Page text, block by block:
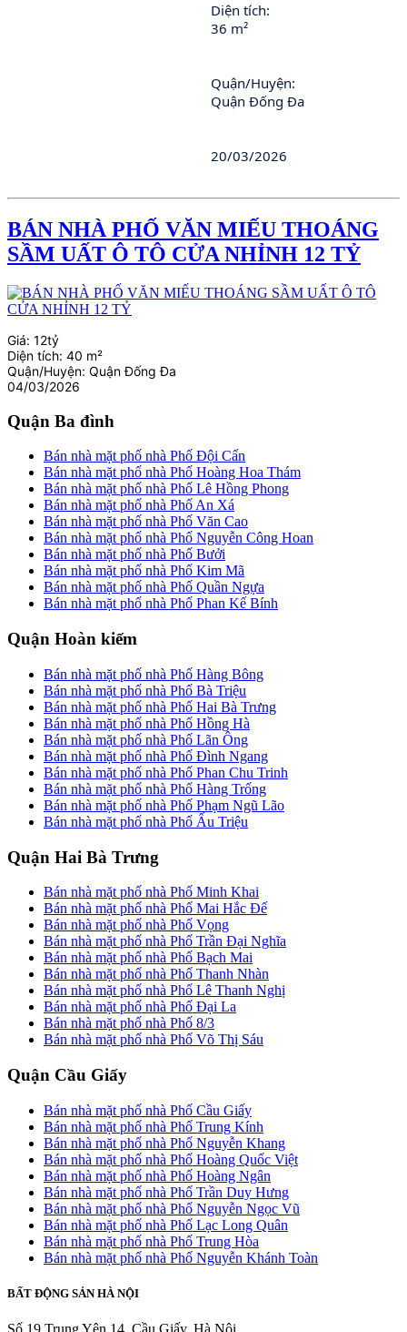
Diện tích:
36 m²
Quận/Huyện:
Quận Đống Đa
20/03/2026
BÁN NHÀ PHỐ VĂN MIẾU THOÁNG
SẦM UẤT Ô TÔ CỬA NHỈNH 12 TỶ
Giá: 12tỷ
Diện tích: 40 m²
Quận/Huyện: Quận Đống Đa
04/03/2026
Quận Ba đình
Bán nhà mặt phố nhà Phố Đội Cấn
Bán nhà mặt phố nhà Phố Hoàng Hoa Thám
Bán nhà mặt phố nhà Phố Lê Hồng Phong
Bán nhà mặt phố nhà Phố An Xá
Bán nhà mặt phố nhà Phố Văn Cao
Bán nhà mặt phố nhà Phố Nguyễn Công Hoan
Bán nhà mặt phố nhà Phố Bưởi
Bán nhà mặt phố nhà Phố Kim Mã
Bán nhà mặt phố nhà Phố Quần Ngựa
Bán nhà mặt phố nhà Phố Phan Kế Bính
Quận Hoàn kiếm
Bán nhà mặt phố nhà Phố Hàng Bông
Bán nhà mặt phố nhà Phố Bà Triệu
Bán nhà mặt phố nhà Phố Hai Bà Trưng
Bán nhà mặt phố nhà Phố Hồng Hà
Bán nhà mặt phố nhà Phố Lãn Ông
Bán nhà mặt phố nhà Phố Đình Ngang
Bán nhà mặt phố nhà Phố Phan Chu Trinh
Bán nhà mặt phố nhà Phố Hàng Trống
Bán nhà mặt phố nhà Phố Phạm Ngũ Lão
Bán nhà mặt phố nhà Phố Ấu Triệu
Quận Hai Bà Trưng
Bán nhà mặt phố nhà Phố Minh Khai
Bán nhà mặt phố nhà Phố Mai Hắc Đế
Bán nhà mặt phố nhà Phố Vọng
Bán nhà mặt phố nhà Phố Trần Đại Nghĩa
Bán nhà mặt phố nhà Phố Bạch Mai
Bán nhà mặt phố nhà Phố Thanh Nhàn
Bán nhà mặt phố nhà Phố Lê Thanh Nghị
Bán nhà mặt phố nhà Phố Đại La
Bán nhà mặt phố nhà Phố 8/3
Bán nhà mặt phố nhà Phố Võ Thị Sáu
Quận Cầu Giấy
Bán nhà mặt phố nhà Phố Cầu Giấy
Bán nhà mặt phố nhà Phố Trung Kính
Bán nhà mặt phố nhà Phố Nguyễn Khang
Bán nhà mặt phố nhà Phố Hoàng Quốc Việt
Bán nhà mặt phố nhà Phố Hoàng Ngân
Bán nhà mặt phố nhà Phố Trần Duy Hưng
Bán nhà mặt phố nhà Phố Nguyễn Ngọc Vũ
Bán nhà mặt phố nhà Phố Lạc Long Quân
Bán nhà mặt phố nhà Phố Trung Hòa
Bán nhà mặt phố nhà Phố Nguyễn Khánh Toàn
BẤT ĐỘNG SẢN HÀ NỘI
Số 19 Trung Yên 14, Cầu Giấy, Hà Nội